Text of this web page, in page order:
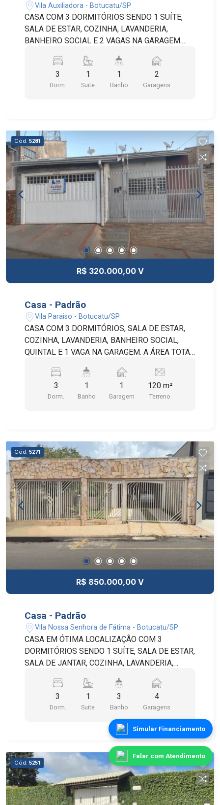
Vila Auxiliadora - Botucatu/SP
CASA COM 3 DORMITÓRIOS SENDO 1 SUÍTE,
SALA DE ESTAR, COZINHA, LAVANDERIA,
BANHEIRO SOCIAL E 2 VAGAS NA GARAGEM.
E BANHEIRO, CHURRASQUEIRA, PORTÃO
AUTOMÁTICO E INTERFONE.
3
Dorm.
1
Suite
1
Banho
2
Garagens
Cód. 5281
R$ 320.000,00 V
Casa - Padrão
Vila Paraiso - Botucatu/SP
CASA COM 3 DORMITÓRIOS, SALA DE ESTAR,
COZINHA, LAVANDERIA, BANHEIRO SOCIAL,
QUINTAL E 1 VAGA NA GARAGEM. A ÁREA TOTAL
ÁREA CONSTRUÍDA.
3
Dorm.
1
Banho
1
Garagem
120 m²
Terreno
Cód. 5271
R$ 850.000,00 V
Casa - Padrão
Vila Nossa Senhora de Fátima - Botucatu/SP
CASA EM ÓTIMA LOCALIZAÇÃO COM 3
DORMITÓRIOS SENDO 1 SUÍTE, SALA DE ESTAR,
SALA DE JANTAR, COZINHA, LAVANDERIA,
GARAGEM SENDO 2 COBERTAS. POSSUI
EDÍCULA COM QUARTO E BANHEIRO DE
SERVIÇO, CHURRASQUEIRA, PORTÃO
AUTOMÁTICO E INTERFONE.
3
Dorm.
1
Suite
3
Banho
4
Garagens
Cód. 5251
Falar com Atendimento
Simular Financiamento